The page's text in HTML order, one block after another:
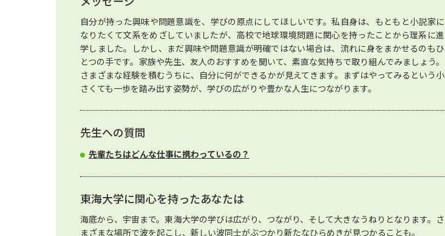
自分が持った興味や問題意識を、学びの原点にしてほしいです。私自身は、もともと小説家に
なりたくて文系をめざしていましたが、高校で地球環境問題に関心を持ったことから理系に進
学しました。しかし、まだ興味や問題意識が明確ではない場合は、流れに身をまかせるのもひ
とつの手です。家族や先生、友人のおすすめを聞いて、素直な気持ちで取り組んでみましょう。
さまざまな経験を積むうちに、自分に何ができるかが見えてきます。まずはやってみるという小
さくても一歩を踏み出す姿勢が、学びの広がりや豊かな人生につながります。
先生への質問
先輩たちはどんな仕事に携わっているの？
東海大学に関心を持ったあなたは
海底から、宇宙まで。東海大学の学びは広がり、つながり、そして大きなうねりとなります。さ
まざまな場所で波を起こし、新しい波同士がぶつかり新たなひらめきが見つかることも。